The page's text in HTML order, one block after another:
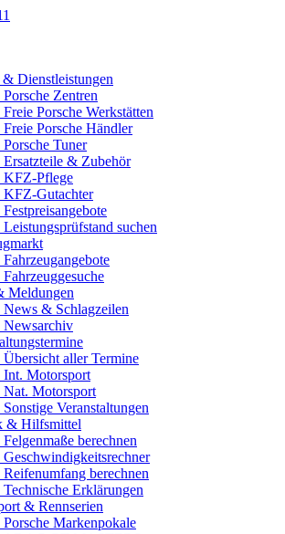
& Dienstleistungen
Porsche Zentren
Freie Porsche Werkstätten
Freie Porsche Händler
Porsche Tuner
Ersatzteile & Zubehör
KFZ-Pflege
KFZ-Gutachter
Festpreisangebote
Leistungsprüfstand suchen
Fahrzeugangebote
Fahrzeuggesuche
Meldungen
News & Schlagzeilen
Newsarchiv
Übersicht aller Termine
Int. Motorsport
Nat. Motorsport
Sonstige Veranstaltungen
& Hilfsmittel
Felgenmaße berechnen
Geschwindigkeitsrechner
Reifenumfang berechnen
Technische Erklärungen
& Rennserien
Porsche Markenpokale